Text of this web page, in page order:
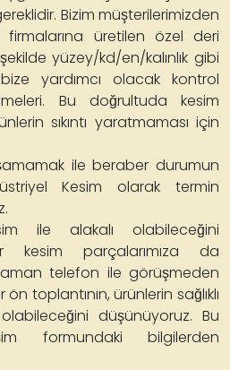
Bizim müşterilerimizden
firmalarına üretilen özel deri
yüzey/kd/en/kalınlık gibi
yardımcı olacak kontrol
Bu doğrultuda kesim
sıkıntı yaratmaması için
ile beraber durumun
Kesim olarak termin
ile alakalı olabileceğini
kesim parçalarımıza da
telefon ile görüşmeden
toplantının, ürünlerin sağlıklı
düşünüyoruz. Bu
formundaki bilgilerden